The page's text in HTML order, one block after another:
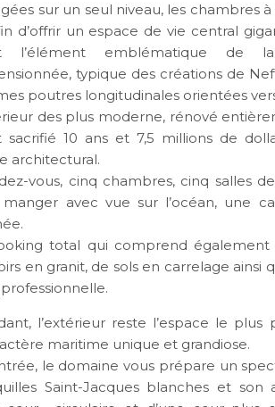
sur un seul niveau, les chambres
d’offrir un espace de vie central
l’élément emblématique de
typique des créations de
poutres longitudinales orientées
des plus moderne, rénové
sacrifié 10 ans et 7,5 millions de
architectural.
vous, cinq chambres, cinq salles
manger avec vue sur l’océan, une
total qui comprend
en granit, de sols en carrelage ainsi
l’extérieur reste l’espace le
maritime unique et grandiose.
le domaine vous prépare un
Saint-Jacques blanches et son